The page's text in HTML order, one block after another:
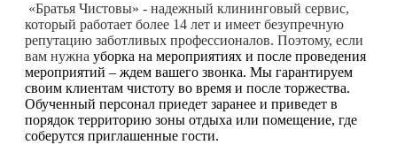
«Братья Чистовы» - надежный клининговый сервис,
который работает более 14 лет и имеет безупречную
репутацию заботливых профессионалов. Поэтому, если
вам нужна уборка на мероприятиях и после проведения
мероприятий – ждем вашего звонка. Мы гарантируем
своим клиентам чистоту во время и после торжества.
Обученный персонал приедет заранее и приведет в
порядок территорию зоны отдыха или помещение, где
соберутся приглашенные гости.